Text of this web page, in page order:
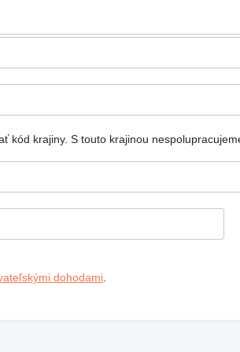
kód krajiny. S touto krajinou
dohodami.